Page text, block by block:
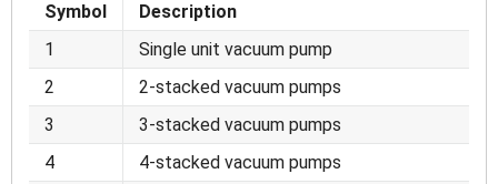
Symbol
Description
1
Single unit vacuum pump
2
2-stacked vacuum pumps
3
3-stacked vacuum pumps
4
4-stacked vacuum pumps